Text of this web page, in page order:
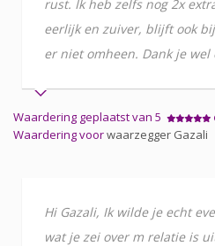
rust. Ik heb zelfs nog 2x
eerlijk en zuiver, blijft ook
er niet omheen. Dank je wel
Waardering geplaatst van 5
Waardering voorwaarzegger Gazali
Hi Gazali, Ik wilde je echt
wat je zei over m relatie is